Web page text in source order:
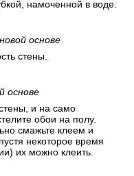
на поверхность.
основе
стены.